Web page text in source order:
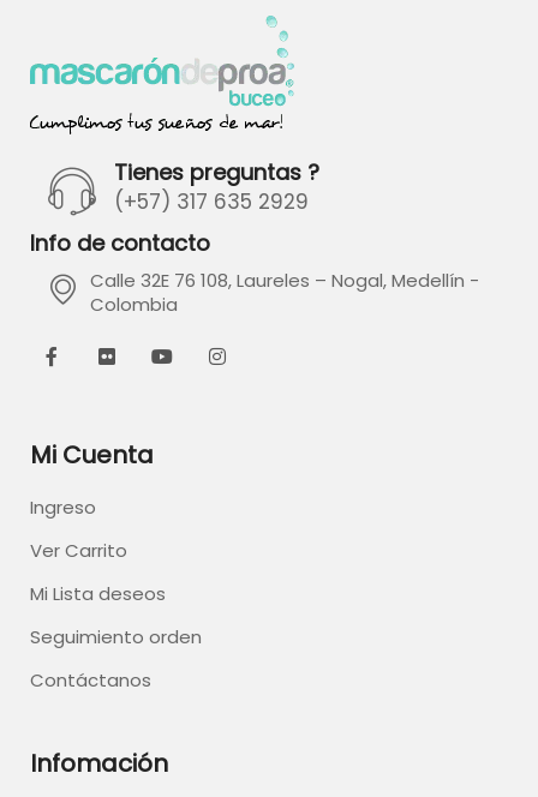
Tienes preguntas ?
(+57) 317 635 2929
Info de contacto
Calle 32E 76 108, Laureles – Nogal, Medellín -
Colombia
Mi Cuenta
Ingreso
Ver Carrito
Mi Lista deseos
Seguimiento orden
Contáctanos
Infomación